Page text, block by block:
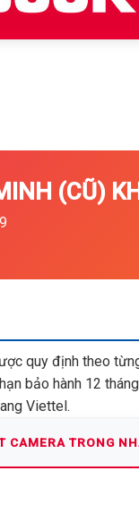
(CŨ)
quy định theo
bảo hành 12
Viettel.
CAMERA TRONG